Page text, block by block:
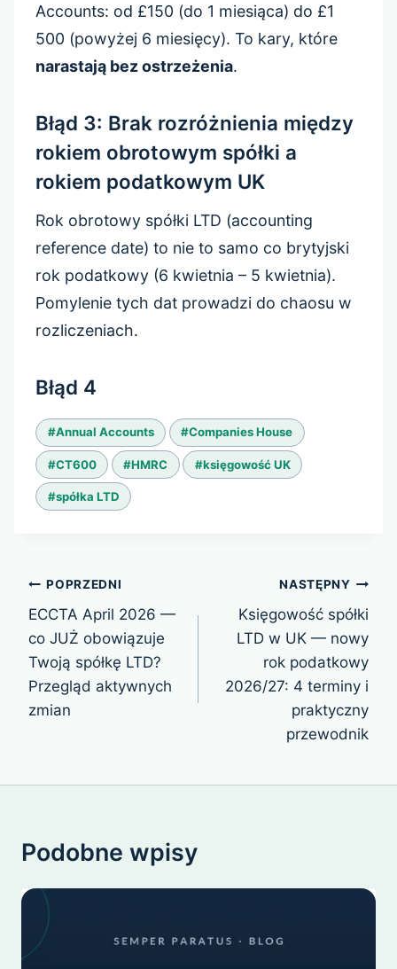
Accounts: od £150 (do 1 miesiąca) do £1
500 (powyżej 6 miesięcy). To kary, które
narastają bez ostrzeżenia.
Błąd 3: Brak rozróżnienia między
rokiem obrotowym spółki a
rokiem podatkowym UK
Rok obrotowy spółki LTD (accounting
reference date) to nie to samo co brytyjski
rok podatkowy (6 kwietnia – 5 kwietnia).
Pomylenie tych dat prowadzi do chaosu w
rozliczeniach.
Błąd 4
Tagi
wpisu:
#Annual Accounts #Companies House
#CT600 #HMRC #księgowość UK
#spółka LTD
Nawigacja
wpisu
POPRZEDNI
ECCTA April 2026 —
co JUŻ obowiązuje
Twoją spółkę LTD?
Przegląd aktywnych
zmian
NASTĘPNY
Księgowość spółki
LTD w UK — nowy
rok podatkowy
2026/27: 4 terminy i
praktyczny
przewodnik
Podobne wpisy